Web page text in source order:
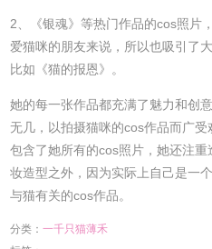
2、《银魂》等热门作品的cos照片
爱猫咪的朋友来说，所以也吸引了
比如《猫的报恩》。
她的每一张作品都充满了魅力和创
无几，以拍摄猫咪的cos作品而广
包含了她所有的cos照片，她还注
妆造型之外，因为实际上自己是一
与猫有关的cos作品。
分类：一千只猫薄禾